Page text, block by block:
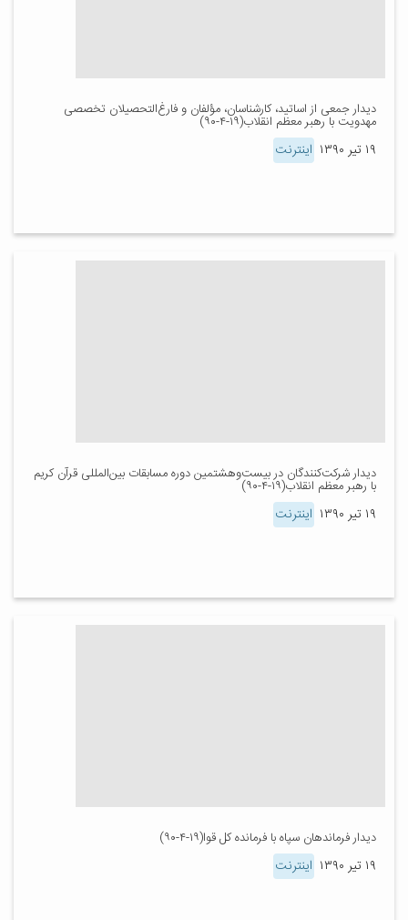
دیدار جمعی از اساتید، کارشناسان، مؤلفان و فارغ‌التحصیلان تخصصی
مهدویت با رهبر معظم انقلاب(۱۹-۴-۹۰)
۱۹ تیر ۱۳۹۰ اینترنت
دیدار شرکت‌کنندگان در بیست‌و‌هشتمین دوره مسابقات بین‌المللی قرآن کریم
با رهبر معظم انقلاب(۱۹-۴-۹۰)
۱۹ تیر ۱۳۹۰ اینترنت
دیدار فرماندهان سپاه با فرمانده کل قوا(۱۹-۴-۹۰)
۱۹ تیر ۱۳۹۰ اینترنت